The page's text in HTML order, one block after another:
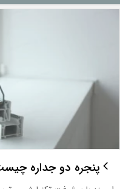
پنجره دو جداره